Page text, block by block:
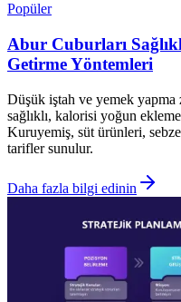
Popüler
Abur Cuburları
Getirme Yöntemleri
Düşük iştah ve yemek
sağlıklı, kalorisi yoğun
Kuruyemiş, süt ürünleri,
tarifler sunulur.
Daha fazla bilgi edinin